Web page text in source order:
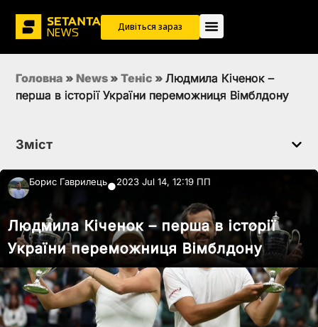
Дивіться зараз
Головна » News » Теніс » Людмила Кіченок –
перша в історії України переможниця Вімблдону
Зміст
Борис Гаврилець●2023 Jul 14, 12:19 ПП
Людмила Кіченок – перша в історії
України переможниця Вімблдону